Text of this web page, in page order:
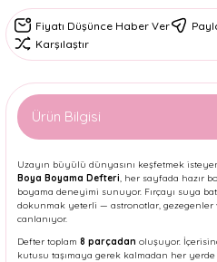
Fiyatı Düşünce Haber Ver
Karşılaştır
Ürün Bilgisi
Uzayın büyülü dünyasını keşfetmek
Boya Boyama Defteri, her sayfada hazır
boyama deneyimi sunuyor. Fırçayı suya
dokunmak yeterli — astronotlar, gezegenler
canlanıyor.
Defter toplam 8 parçadan oluşuyor.
kutusu taşımaya gerek kalmadan her